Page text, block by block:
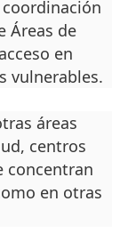
Áreas de
en
vulnerables.
áreas
centros
concentran
en otras